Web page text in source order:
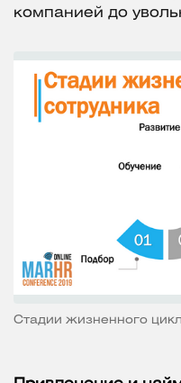
компанией до
Стадии жизненного